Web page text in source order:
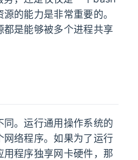
的能力是非常重要的。
是能够被多个进程共享
。运行通用操作系统的
络程序。如果为了运行
程序独享网卡硬件，那